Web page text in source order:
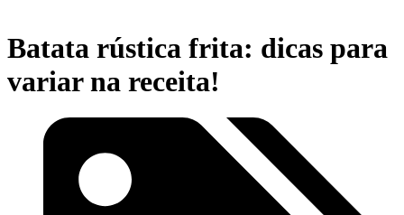
Batata rústica frita: dicas para
variar na receita!